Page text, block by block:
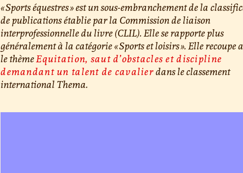
« Sports équestres » est un sous-embranchement de la
de publications établie par la Commission de liaison
interprofessionnelle du livre (CLIL). Elle se rapporte plus
généralement à la catégorie « Sports et loisirs ». Elle recoupe
le thèmeEquitation, saut d’obstacles et discipline
demandant un talent de cavalierdans le classement
international Thema.